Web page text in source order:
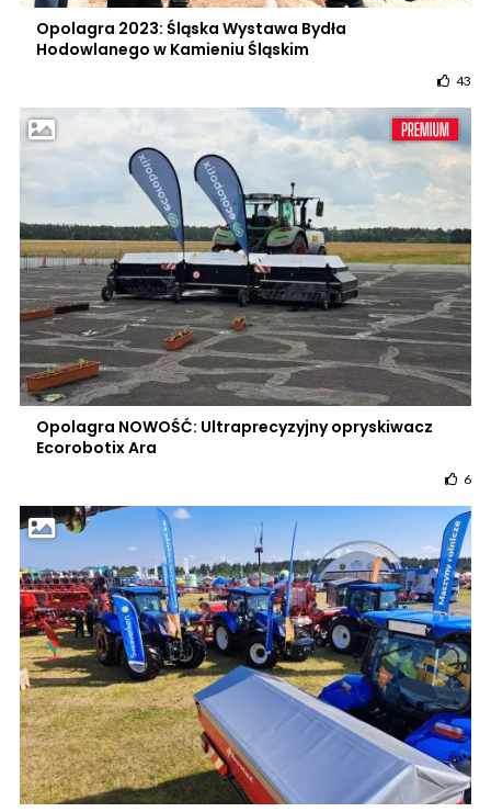
Opolagra 2023: Śląska Wystawa Bydła
Hodowlanego w Kamieniu Śląskim
43
Opolagra NOWOŚĆ: Ultraprecyzyjny opryskiwacz
Ecorobotix Ara
6